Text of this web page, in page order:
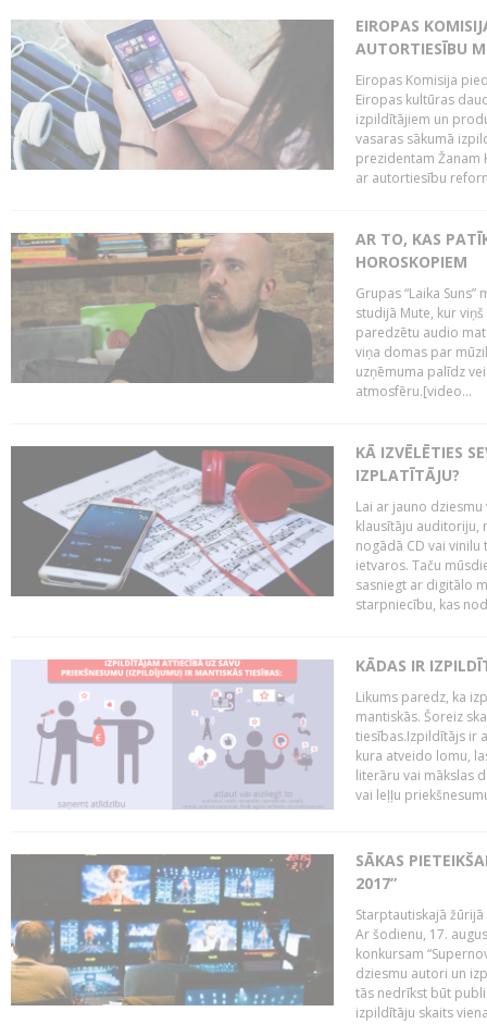
EIROPAS
AUTORTIESĪBU
Eiropas Komisija
Eiropas kultūras
izpildītājiem un
vasaras sākumā
prezidentam Žanam
ar autortiesību
AR TO, KAS
HOROSKOPIEM
Grupas “Laika
studijā Mute, kur
paredzētu audio
viņa domas par
uzņēmuma palīdz
atmosfēru.[video...
KĀ IZVĒLĒTIES
IZPLATĪTĀJU?
Lai ar jauno
klausītāju auditoriju,
nogādā CD vai
ietvaros. Taču
sasniegt ar digitālo
starpniecību, kas
KĀDAS IR
Likums paredz, ka
mantiskās. Šoreiz
tiesības.Izpildītājs ir
kura atveido lomu,
literāru vai mākslas
vai leļļu
SĀKAS
2017”
Starptautiskajā
Ar šodienu, 17.
konkursam
dziesmu autori un
tās nedrīkst būt
izpildītāju skaits